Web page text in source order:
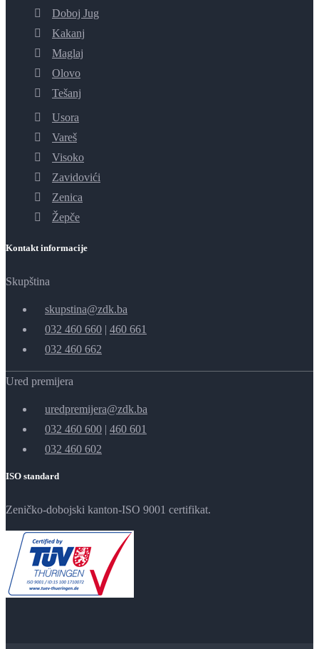
Doboj Jug
Kakanj
Maglaj
Olovo
Tešanj
Usora
Vareš
Visoko
Zavidovići
Zenica
Žepče
Kontakt informacije
Skupština
skupstina@zdk.ba
032 460 660 | 460 661
032 460 662
Ured premijera
uredpremijera@zdk.ba
032 460 600 | 460 601
032 460 602
ISO standard
Zeničko-dobojski kanton-ISO 9001 certifikat.